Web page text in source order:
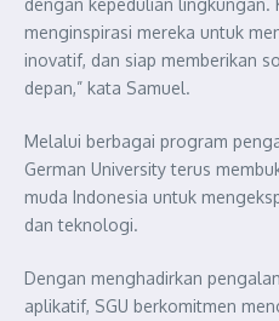
menginspirasi mereka untuk
inovatif, dan siap memberikan
depan,” kata Samuel.
Melalui berbagai program
German University terus
muda Indonesia untuk
dan teknologi.
Dengan menghadirkan
aplikatif, SGU berkomitmen